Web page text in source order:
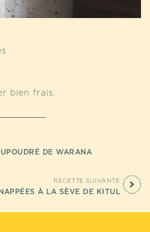
bien frais.
DE WARANA
RECETTE SUIVANTE
À LA SÈVE DE KITUL